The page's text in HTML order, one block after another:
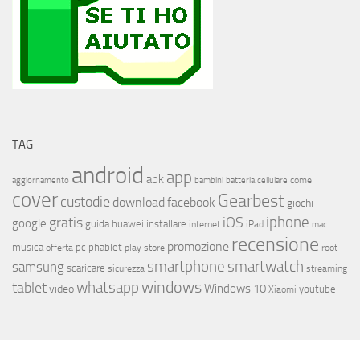
TAG
aggiornamento android apk app bambini batteria cellulare come
covercustodie download facebook Gearbest giochi
google gratis guida huawei installare internet iOS iPad iphone mac
musica offerta pc phablet play store promozione recensione root
samsungscaricare sicurezza smartphone smartwatch streaming
tabletvideowhatsappwindowsWindows 10 Xiaomi youtube